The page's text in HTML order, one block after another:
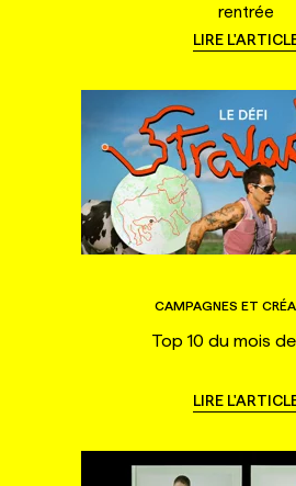
rentrée
LIRE
CAMPAGNES ET
Top 10 du mois
LIRE